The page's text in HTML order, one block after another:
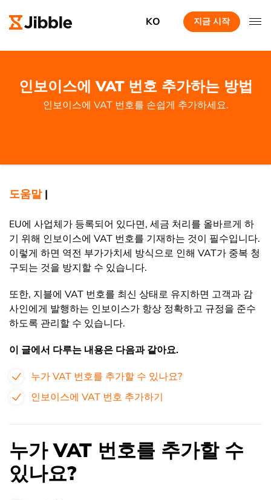
KO 지금 시작
인보이스에 VAT 번호 추가하는 방법
인보이스에 VAT 번호를 손쉽게 추가하세요.
도움말|
EU에 사업체가 등록되어 있다면, 세금 처리를 올바르게 하
기 위해 인보이스에 VAT 번호를 기재하는 것이 필수입니다.
이렇게 하면 역전 부가가치세 방식으로 인해 VAT가 중복 청
구되는 것을 방지할 수 있습니다.
또한, 지블에 VAT 번호를 최신 상태로 유지하면 고객과 감
사인에게 발행하는 인보이스가 항상 정확하고 규정을 준수
하도록 관리할 수 있습니다.
이 글에서 다루는 내용은 다음과 같아요.
누가 VAT 번호를 추가할 수 있나요?
인보이스에 VAT 번호 추가하기
누가 VAT 번호를 추가할 수
있나요?